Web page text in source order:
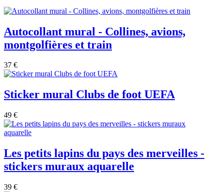
Autocollant mural - Collines, avions,
montgolfières et train
37 €
Sticker mural Clubs de foot UEFA
49 €
Les petits lapins du pays des merveilles -
stickers muraux aquarelle
39 €